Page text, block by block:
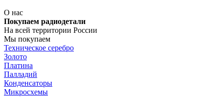
О нас
Покупаем радиодетали
На всей территории России
Мы покупаем
Техническое серебро
Золото
Платина
Палладий
Конденсаторы
Микросхемы